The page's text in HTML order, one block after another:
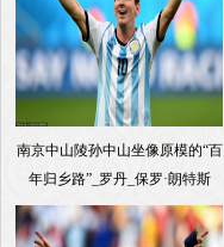
南京中山陵孙中山坐像原模的“百
年归乡路”_罗丹_保罗·朗特斯